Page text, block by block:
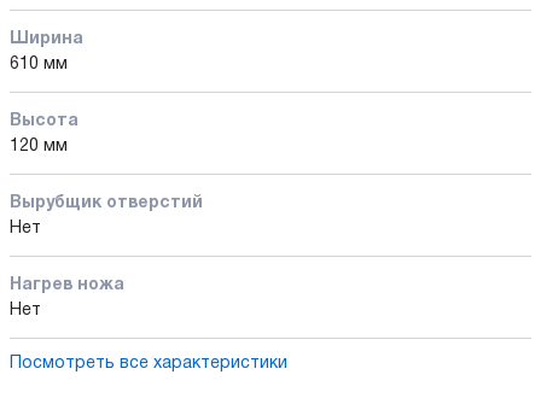
Ширина
610 мм
Высота
120 мм
Вырубщик отверстий
Нет
Нагрев ножа
Нет
Посмотреть все характеристики